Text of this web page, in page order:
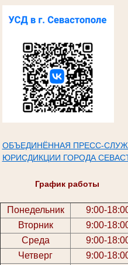
ОБЪЕДИНЁННАЯ ПРЕСС-
ЮРИСДИКЦИИ ГОРОДА
График работы
Понедельник
9:00-
Вторник
9:00-
Среда
9:00-
Четверг
9:00-